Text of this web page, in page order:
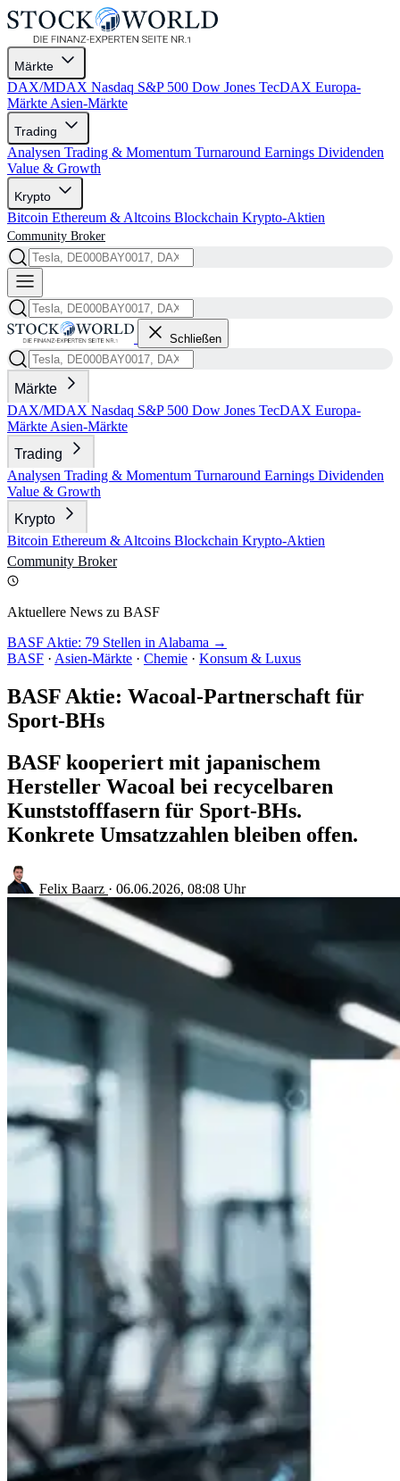
Märkte
DAX/MDAX Nasdaq S&P 500 Dow Jones TecDAX Europa-
Märkte Asien-Märkte
Trading
Analysen Trading & Momentum Turnaround Earnings Dividenden
Value & Growth
Krypto
Bitcoin Ethereum & Altcoins Blockchain Krypto-Aktien
Community Broker
Schließen
Märkte
DAX/MDAX Nasdaq S&P 500 Dow Jones TecDAX Europa-
Märkte Asien-Märkte
Trading
Analysen Trading & Momentum Turnaround Earnings Dividenden
Value & Growth
Krypto
Bitcoin Ethereum & Altcoins Blockchain Krypto-Aktien
Community Broker
Aktuellere News zu BASF
BASF Aktie: 79 Stellen in Alabama →
BASF · Asien-Märkte · Chemie · Konsum & Luxus
BASF Aktie: Wacoal-Partnerschaft für
Sport-BHs
BASF kooperiert mit japanischem
Hersteller Wacoal bei recycelbaren
Kunststofffasern für Sport-BHs.
Konkrete Umsatzzahlen bleiben offen.
Felix Baarz · 06.06.2026, 08:08 Uhr